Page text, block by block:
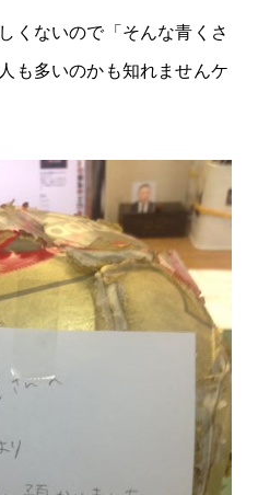
くないので「そんな青くさ
も多いのかも知れませんケ